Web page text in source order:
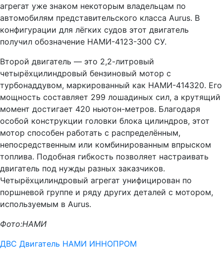
агрегат уже знаком некоторым владельцам по
автомобилям представительского класса Aurus. В
конфигурации для лёгких судов этот двигатель
получил обозначение НАМИ-4123-300 СУ.
Второй двигатель — это 2,2-литровый
четырёхцилиндровый бензиновый мотор с
турбонаддувом, маркированный как НАМИ-414320. Его
мощность составляет 299 лошадиных сил, а крутящий
момент достигает 420 ньютон-метров. Благодаря
особой конструкции головки блока цилиндров, этот
мотор способен работать с распределённым,
непосредственным или комбинированным впрыском
топлива. Подобная гибкость позволяет настраивать
двигатель под нужды разных заказчиков.
Четырёхцилиндровый агрегат унифицирован по
поршневой группе и ряду других деталей с мотором,
используемым в Aurus.
Фото:НАМИ
ДВС Двигатель НАМИ ИННОПРОМ